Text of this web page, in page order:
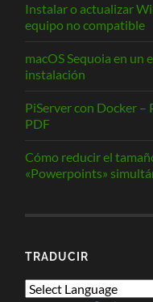
Instalar o actualizar
equipo no compatible
macOS Sequoia en un
instalación
PiServer con Docker
PDF
Cómo reducir el
«Powerpoints»
TRADUCIR